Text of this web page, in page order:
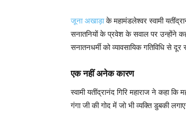
जूना अखाड़ाके महामंडलेश्वर स्वामी
सनातनियों के प्रवेश के सवाल पर उन्होंने
सनातनधर्मी को व्यावसायिक गतिविधि से दूर
एक नहीं अनेक कारण
स्वामी यतींद्रानंद गिरि महाराज ने कहा
गंगा जी की गोद में जो भी व्यक्ति डुबकी